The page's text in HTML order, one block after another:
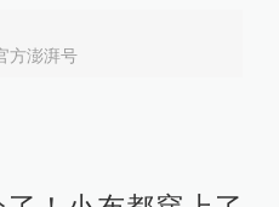
方澎湃号